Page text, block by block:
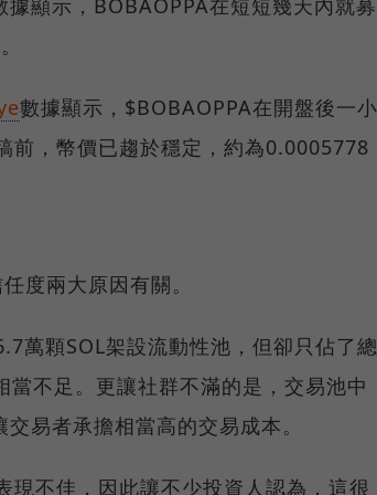
顯示，BOBAOPPA在短短幾天內就募
數據顯示，$BOBAOPPA在開盤後一小
前，幣價已趨於穩定，約為0.0005778
度兩大原因有關。
萬顆SOL架設流動性池，但卻只佔了總
不足。更讓社群不滿的是，交易池中
易者承擔相當高的交易成本。
現不佳，因此讓不少投資人認為，這很